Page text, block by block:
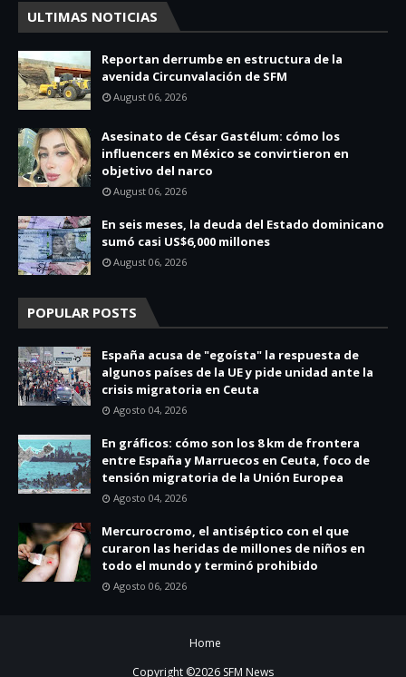
ULTIMAS NOTICIAS
Reportan derrumbe en estructura de la
avenida Circunvalación de SFM
August 06, 2026
Asesinato de César Gastélum: cómo los
influencers en México se convirtieron en
objetivo del narco
August 06, 2026
En seis meses, la deuda del Estado dominicano
sumó casi US$6,000 millones
August 06, 2026
POPULAR POSTS
España acusa de "egoísta" la respuesta de
algunos países de la UE y pide unidad ante la
crisis migratoria en Ceuta
Agosto 04, 2026
En gráficos: cómo son los 8 km de frontera
entre España y Marruecos en Ceuta, foco de
tensión migratoria de la Unión Europea
Agosto 04, 2026
Mercurocromo, el antiséptico con el que
curaron las heridas de millones de niños en
todo el mundo y terminó prohibido
Agosto 06, 2026
Home
Copyright ©2026 SFM News